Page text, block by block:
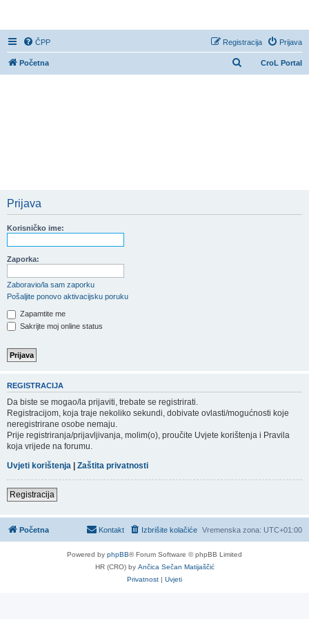
ČPP Prijava
Registracija
CroL Portal
Početna
Prijava
Korisničko ime:
Zaporka:
Zaboravio/la sam zaporku
Pošaljite ponovo aktivacijsku poruku
Zapamtite me
Sakrijte moj online status
REGISTRACIJA
Da biste se mogao/la prijaviti, trebate se registrirati.
Registracijom, koja traje nekoliko sekundi, dobivate ovlasti/mogućnosti koje
neregistrirane osobe nemaju.
Prije registriranja/prijavljivanja, molim(o), proučite Uvjete korištenja i Pravila
koja vrijede na forumu.
Uvjeti korištenja | Zaštita privatnosti
Registracija
Početna Vremenska zona: UTC+01:00
Izbrišite kolačiće
Kontakt
Powered by phpBB® Forum Software © phpBB Limited
HR (CRO) by Ančica Sečan Matijaščić
Privatnost | Uvjeti